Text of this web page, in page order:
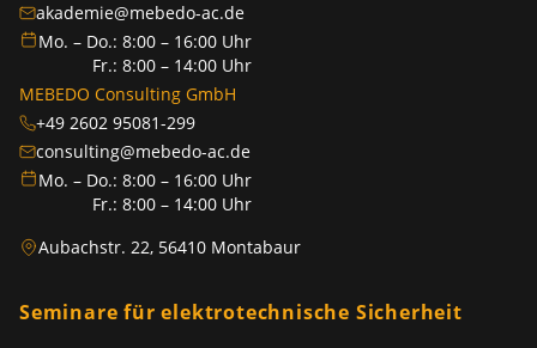
akademie@mebedo-ac.de
Mo. – Do.: 8:00 – 16:00 Uhr
Fr.: 8:00 – 14:00 Uhr
MEBEDO Consulting GmbH
+49 2602 95081-299
consulting@mebedo-ac.de
Mo. – Do.: 8:00 – 16:00 Uhr
Fr.: 8:00 – 14:00 Uhr
Aubachstr. 22, 56410 Montabaur
Seminare für elektrotechnische Sicherheit